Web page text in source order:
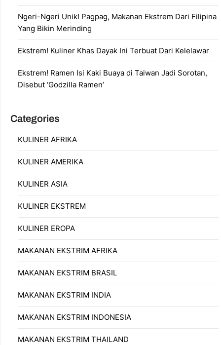
Ngeri-Ngeri Unik! Pagpag, Makanan Ekstrem Dari Filipina
Yang Bikin Merinding
Ekstrem! Kuliner Khas Dayak Ini Terbuat Dari Kelelawar
Ekstrem! Ramen Isi Kaki Buaya di Taiwan Jadi Sorotan,
Disebut ‘Godzilla Ramen’
Categories
KULINER AFRIKA
KULINER AMERIKA
KULINER ASIA
KULINER EKSTREM
KULINER EROPA
MAKANAN EKSTRIM AFRIKA
MAKANAN EKSTRIM BRASIL
MAKANAN EKSTRIM INDIA
MAKANAN EKSTRIM INDONESIA
MAKANAN EKSTRIM THAILAND